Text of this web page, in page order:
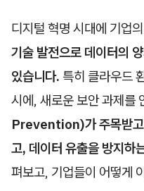
디지털 혁명 시대에 기업
기술 발전으로 데이터의
있습니다. 특히 클라우드
시에, 새로운 보안 과제를
Prevention)가 주목받고
고, 데이터 유출을 방지하
펴보고, 기업들이 어떻게